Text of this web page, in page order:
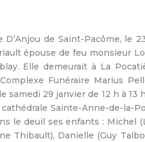
de Saint-Pacôme, le
épouse de feu monsieur
Elle demeurait à La
Funéraire Marius
samedi 29 janvier de 12 h à
cathédrale Sainte-Anne-de-la-
le deuil ses enfants : Michel
Thibault), Danielle (Guy